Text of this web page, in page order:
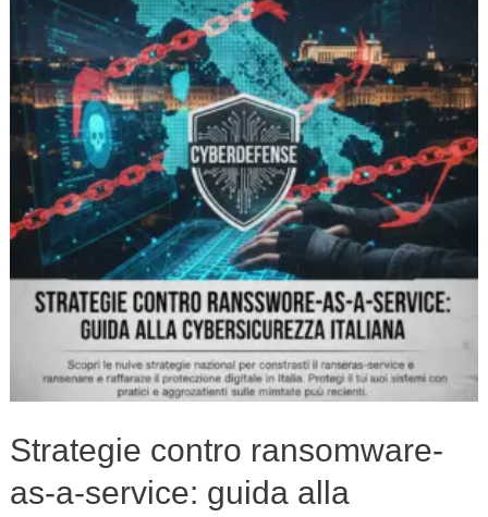
Strategie contro ransomware-
as-a-service: guida alla
ransomware-
as-
a-
service:
guida
alla
cybersicurezza
italiana